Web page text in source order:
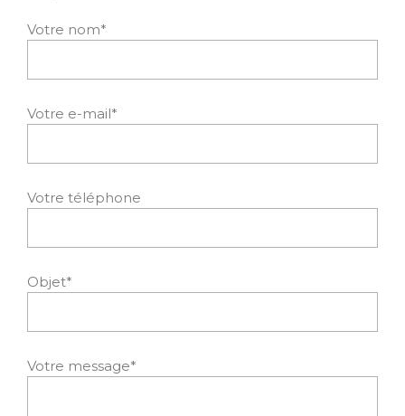
Votre nom*
Votre e-mail*
Votre téléphone
Objet*
Votre message*